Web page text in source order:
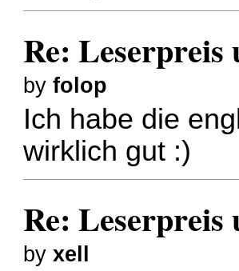
Re: Leserpreis
byfolop
Ich habe die
wirklich gut :)
Re: Leserpreis
byxell